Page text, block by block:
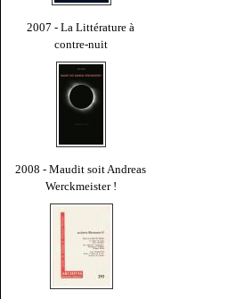
2007 - La Littérature à
contre-nuit
2008 - Maudit soit Andreas
Werckmeister !